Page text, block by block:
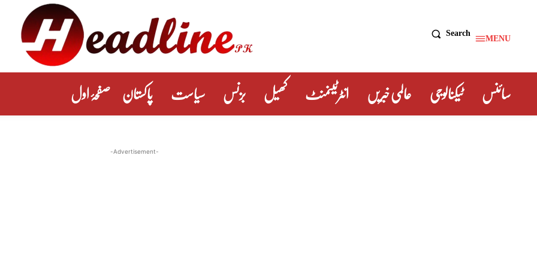
MENU
Search
سائنس ٹیکنالوجی عالمی خبریں انٹرٹینمنٹ کھیل بزنس سیاست پاکستان صفحۂ اول
-Advertisement-